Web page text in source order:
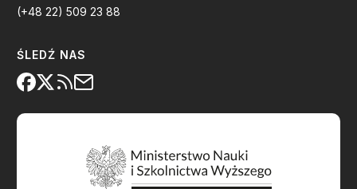
(+48 22) 509 23 88
ŚLEDŹ NAS